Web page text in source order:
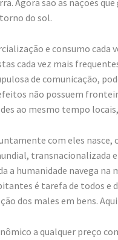
Agora são as nações
do sol.
e consumo cada
cada vez mais
de comunicação,
não possuem
ao mesmo tempo
com eles
transnacionalizada
a humanidade navega na
é tarefa de todos e
dos males em bens.
a qualquer preço